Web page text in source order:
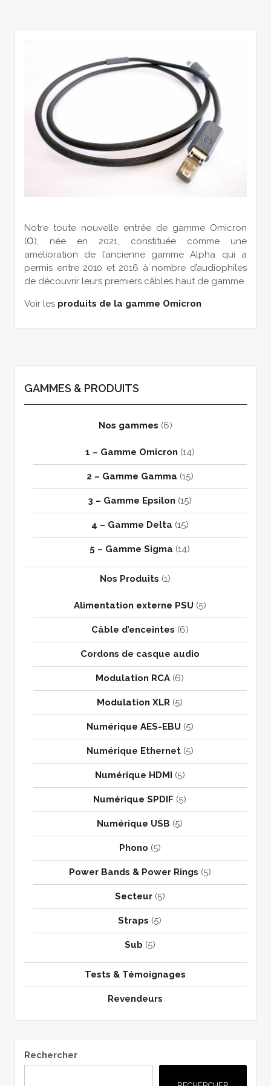
Notre toute nouvelle entrée de gamme Omicron
(Ο), née en 2021, constituée comme une
amélioration de l’ancienne gamme Alpha qui a
permis entre 2010 et 2016 à nombre d’audiophiles
de découvrir leurs premiers câbles haut de gamme.
Voir les produits de la gamme Omicron
GAMMES & PRODUITS
Nos gammes (6)
1 – Gamme Omicron (14)
2 – Gamme Gamma (15)
3 – Gamme Epsilon (15)
4 – Gamme Delta (15)
5 – Gamme Sigma (14)
Nos Produits (1)
Alimentation externe PSU (5)
Câble d’enceintes (6)
Cordons de casque audio
Modulation RCA (6)
Modulation XLR (5)
Numérique AES-EBU (5)
Numérique Ethernet(5)
Numérique HDMI (5)
Numérique SPDIF (5)
Numérique USB (5)
Phono (5)
Power Bands & Power Rings (5)
Secteur(5)
Straps (5)
Sub (5)
Tests & Témoignages
Revendeurs
Rechercher